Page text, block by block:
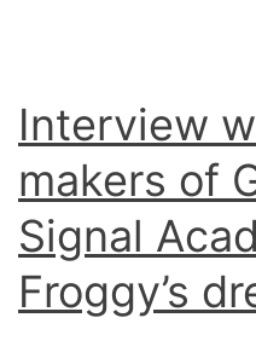
Interview
makers of
Signal
Froggy’s